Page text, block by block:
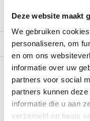
Deze website maakt
We gebruiken
personaliseren, om
en om ons
informatie over uw
partners voor social
partners kunnen
informatie die u aan
verzameld op basis
Reviews
Share this product!